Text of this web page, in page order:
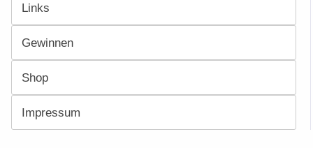
Links
Gewinnen
Shop
Impressum